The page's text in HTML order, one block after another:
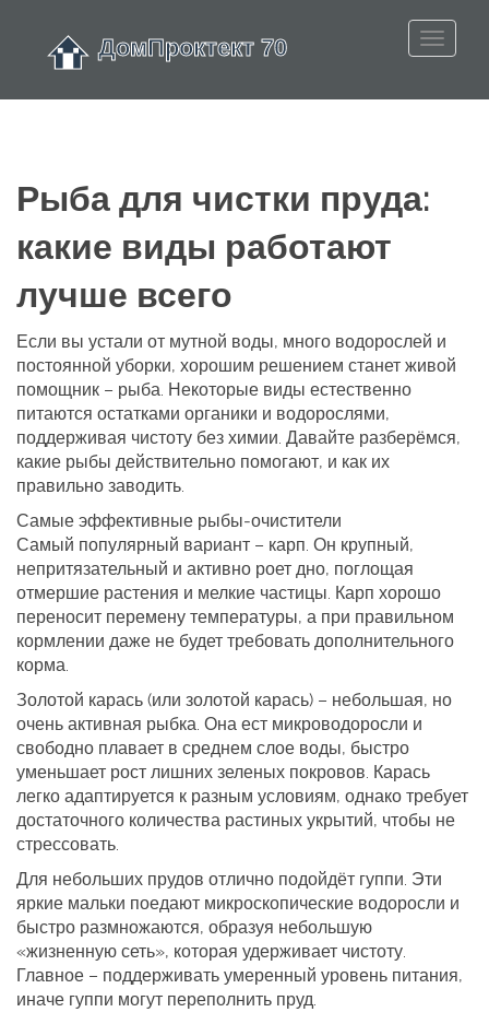
Рыба для чистки пруда:
какие виды работают
лучше всего
Если вы устали от мутной воды, много водорослей и
постоянной уборки, хорошим решением станет живой
помощник – рыба. Некоторые виды естественно
питаются остатками органики и водорослями,
поддерживая чистоту без химии. Давайте разберёмся,
какие рыбы действительно помогают, и как их
правильно заводить.
Самые эффективные рыбы‑очистители
Самый популярный вариант – карп. Он крупный,
непритязательный и активно роет дно, поглощая
отмершие растения и мелкие частицы. Карп хорошо
переносит перемену температуры, а при правильном
кормлении даже не будет требовать дополнительного
корма.
Золотой карась (или золотой карась) – небольшая, но
очень активная рыбка. Она ест микроводоросли и
свободно плавает в среднем слое воды, быстро
уменьшает рост лишних зеленых покровов. Карась
легко адаптируется к разным условиям, однако требует
достаточного количества растиных укрытий, чтобы не
стрессовать.
Для небольших прудов отлично подойдёт гуппи. Эти
яркие мальки поедают микроскопические водоросли и
быстро размножаются, образуя небольшую
«жизненную сеть», которая удерживает чистоту.
Главное – поддерживать умеренный уровень питания,
иначе гуппи могут переполнить пруд.